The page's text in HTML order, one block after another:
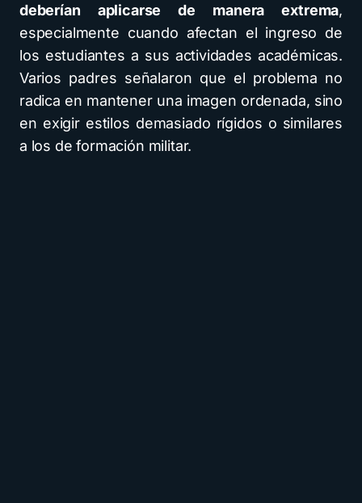
deberían aplicarse de manera extrema,
especialmente cuando afectan el ingreso de
los estudiantes a sus actividades académicas.
Varios padres señalaron que el problema no
radica en mantener una imagen ordenada, sino
en exigir estilos demasiado rígidos o similares
a los de formación militar.